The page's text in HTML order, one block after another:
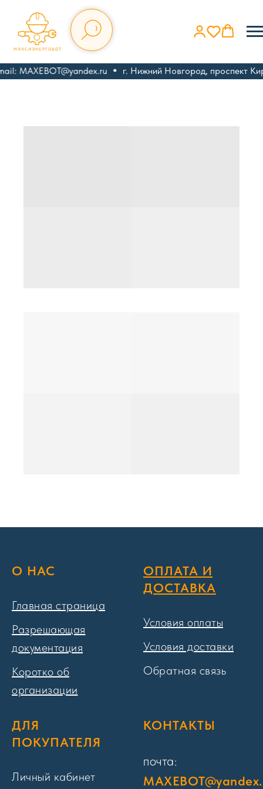
MAXEBOT@yandex.ru г. Нижний Новгород, проспект
О НАС
Главная страница
Разрешающая
документация
Коротко об
организации
ОПЛАТА И
ДОСТАВКА
Условия оплаты
Условия доставки
Обратная связь
ДЛЯ
ПОКУПАТЕЛЯ
Личный кабинет
КОНТАКТЫ
почта: